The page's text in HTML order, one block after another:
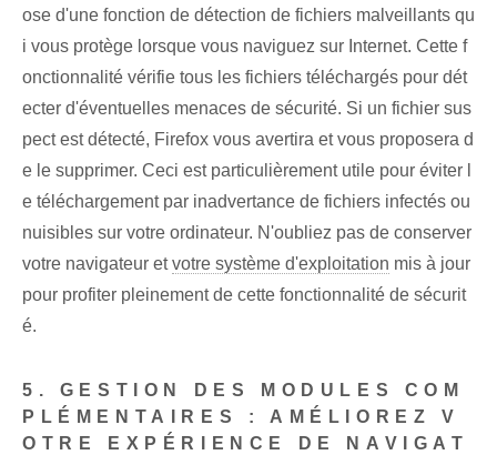
ose d'une fonction de détection de fichiers malveillants qu
i vous protège lorsque vous naviguez sur Internet. Cette f
onctionnalité vérifie tous les fichiers téléchargés pour dét
ecter d'éventuelles menaces de sécurité. Si un fichier sus
pect est détecté, Firefox vous avertira et vous proposera d
e le supprimer. ‌Ceci est particulièrement utile pour éviter⁢ l
e téléchargement par inadvertance de⁢ fichiers infectés‌ ou
nuisibles sur⁣ votre ordinateur. N'oubliez pas​ de conserver
votre navigateur⁣ et⁢votre système d'exploitation mis à jour
pour profiter pleinement de cette fonctionnalité de sécurit
é.
5. GESTION DES MODULES COM
PLÉMENTAIRES : AMÉLIOREZ V
OTRE EXPÉRIENCE DE NAVIGAT